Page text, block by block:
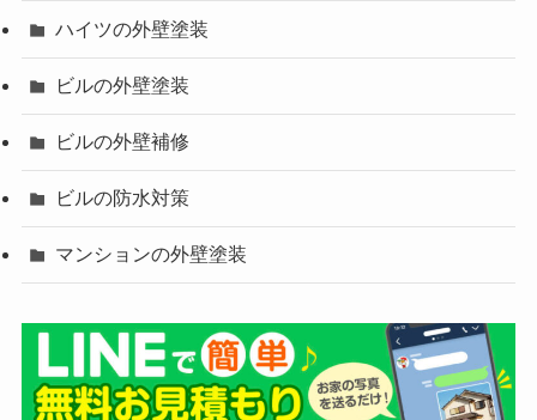
ハイツの外壁塗装
ビルの外壁塗装
ビルの外壁補修
ビルの防水対策
マンションの外壁塗装